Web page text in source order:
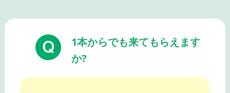
1本からでも来てもらえます
か?